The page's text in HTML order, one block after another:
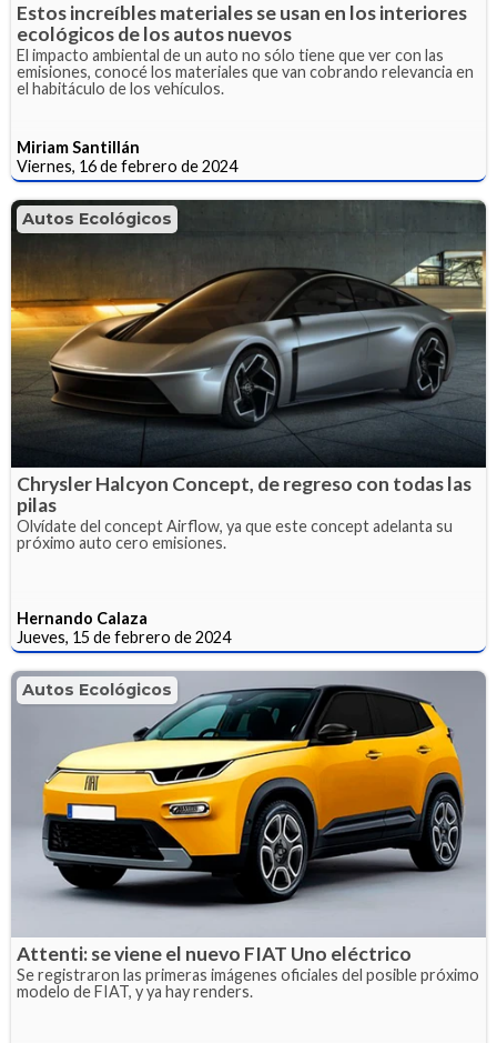
Estos increíbles materiales se usan en los interiores
ecológicos de los autos nuevos
El impacto ambiental de un auto no sólo tiene que ver con las
emisiones, conocé los materiales que van cobrando relevancia en
el habitáculo de los vehículos.
Miriam Santillán
Viernes, 16 de febrero de 2024
Autos Ecológicos
Chrysler Halcyon Concept, de regreso con todas las
pilas
Olvídate del concept Airflow, ya que este concept adelanta su
próximo auto cero emisiones.
Hernando Calaza
Jueves, 15 de febrero de 2024
Autos Ecológicos
Attenti: se viene el nuevo FIAT Uno eléctrico
Se registraron las primeras imágenes oficiales del posible próximo
modelo de FIAT, y ya hay renders.